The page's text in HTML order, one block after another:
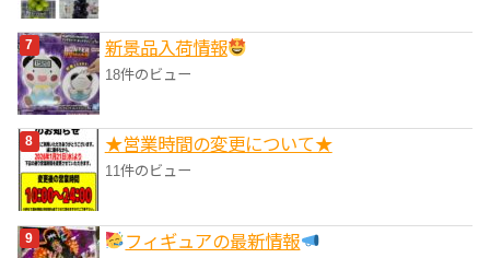
‎新景品入荷情報
18件のビュー
★営業時間の変更について★
11件のビュー
フィギュアの最新情報